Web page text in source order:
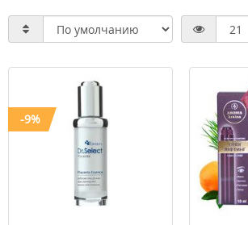
-9%